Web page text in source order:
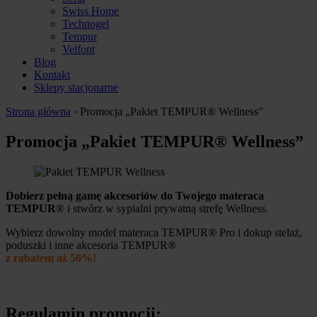
Swiss Home
Technogel
Tempur
Velfont
Blog
Kontakt
Sklepy stacjonarne
Strona główna › Promocja „Pakiet TEMPUR® Wellness”
Promocja „Pakiet TEMPUR® Wellness”
Dobierz pełną gamę akcesoriów do Twojego materaca
TEMPUR® i stwórz w sypialni prywatną strefę Wellness.
Wybierz dowolny model materaca TEMPUR® Pro i dokup stelaż,
poduszki i inne akcesoria TEMPUR®
z rabatem aż 50%!
Regulamin promocji: